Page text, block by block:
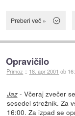
Preberi več »
Opravičilo
Primoz :: 18. apr 2001 ob
Jaz- Včeraj zvečer
sesedel strežnik. Za
16:00. Za izpad se